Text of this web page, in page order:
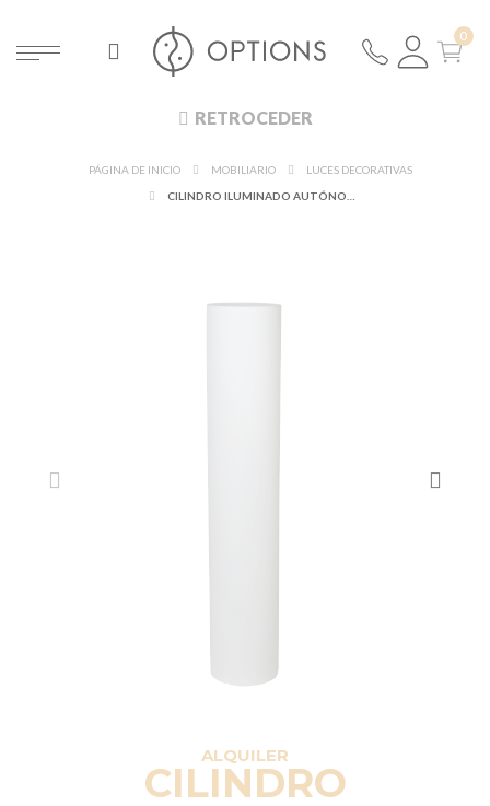
RETROCEDER
PÁGINA DE INICIO MOBILIARIO
LUCES DECORATIVAS
ALQUILER
CILINDRO